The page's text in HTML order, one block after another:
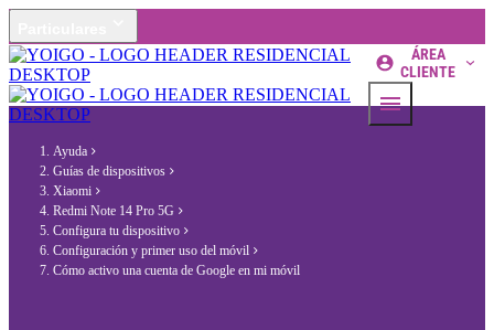
ÁREA
CLIENTE
Ayuda
Guías de dispositivos
Xiaomi
Redmi Note 14 Pro 5G
Configura tu dispositivo
Configuración y primer uso del móvil
Cómo activo una cuenta de Google en mi móvil